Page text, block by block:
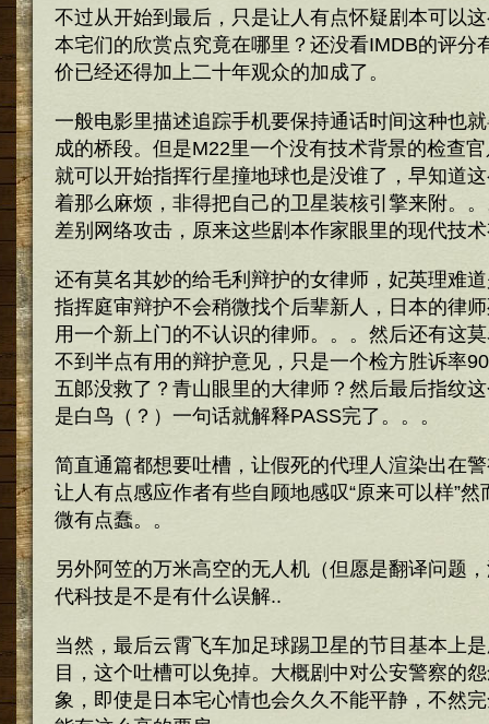
不过从开始到最后，只是让人有点怀疑剧本可以
本宅们的欣赏点究竟在哪里？还没看IMDB的评分
价已经还得加上二十年观众的加成了。
一般电影里描述追踪手机要保持通话时间这种也
成的桥段。但是M22里一个没有技术背景的检查
就可以开始指挥行星撞地球也是没谁了，早知道
着那么麻烦，非得把自己的卫星装核引擎来附。
差别网络攻击，原来这些剧本作家眼里的现代技
还有莫名其妙的给毛利辩护的女律师，妃英理难
指挥庭审辩护不会稍微找个后辈新人，日本的律
用一个新上门的不认识的律师。。。然后还有这
不到半点有用的辩护意见，只是一个检方胜诉率
五郞没救了？青山眼里的大律师？然后最后指纹这
是白鸟（？）一句话就解释PASS完了。。。
简直通篇都想要吐槽，让假死的代理人渲染出在
让人有点感应作者有些自顾地感叹“原来可以样”
微有点蠢。。
另外阿笠的万米高空的无人机（但愿是翻译问题
代科技是不是有什么误解..
当然，最后云霄飞车加足球踢卫星的节目基本上
目，这个吐槽可以免掉。大概剧中对公安警察的
象，即使是日本宅心情也会久久不能平静，不然